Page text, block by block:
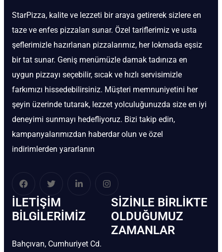
StarPizza, kalite ve lezzeti bir araya getirerek sizlere en
taze ve enfes pizzaları sunar. Özel tariflerimiz ve usta
şeflerimizle hazırlanan pizzalarımız, her lokmada eşsiz
bir tat sunar. Geniş menümüzle damak tadınıza en
uygun pizzayı seçebilir, sıcak ve hızlı servisimizle
farkımızı hissedebilirsiniz. Müşteri memnuniyetini her
şeyin üzerinde tutarak, lezzet yolculuğunuzda size en iyi
deneyimi sunmayı hedefliyoruz. Bizi takip edin,
kampanyalarımızdan haberdar olun ve özel
indirimlerden yararlanın
İLETIŞIM
BİLGILERIMIZ
Bahçıvan, Cumhuriyet Cd.
SIZINLE BIRLIKTE
OLDUĞUMUZ
ZAMANLAR